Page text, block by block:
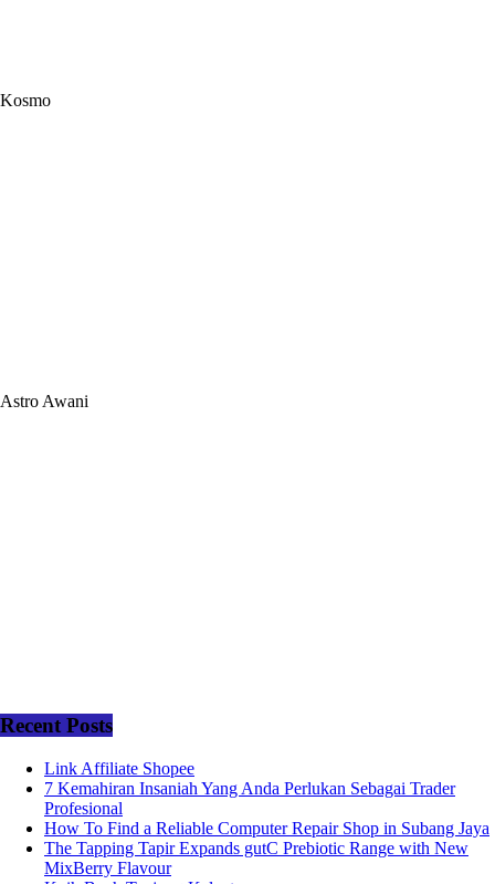
Kosmo
Astro Awani
Recent Posts
Link Affiliate Shopee
7 Kemahiran Insaniah Yang Anda Perlukan Sebagai Trader
Profesional
How To Find a Reliable Computer Repair Shop in Subang Jaya
The Tapping Tapir Expands gutC Prebiotic Range with New
MixBerry Flavour